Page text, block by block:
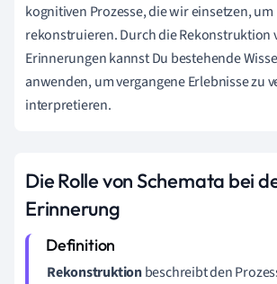
kognitiven Prozesse, die wir einsetzen,
rekonstruieren. Durch die Rekonstruktion
Erinnerungen kannst Du bestehende
anwenden, um vergangene Erlebnisse zu
interpretieren.
Die Rolle von Schemata bei
Erinnerung
Rekonstruktionbeschreibt den